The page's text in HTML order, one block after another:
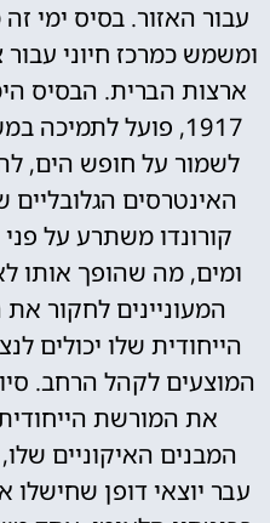
עבור האזור. בסיס ימי
ומשמש כמרכז חיוני
ארצות הברית. הבסיס
1917, פועל
לשמור על חופש הים,
האינטרסים
ומים, מה שהופך אותו
המעוניינים לחקור
הייחודית שלו יכולים
המוצעים לקהל הרחב.
את המורשת
המבנים האיקוניים
עבר יוצאי דופן שחישלו